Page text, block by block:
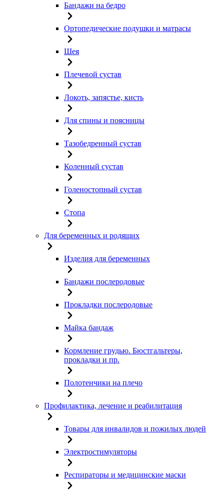
Бандажи на бедро
Ортопедические подушки и матрасы
Шея
Плечевой сустав
Локоть, запястье, кисть
Для спины и поясницы
Тазобедренный сустав
Коленный сустав
Голеностопный сустав
Стопа
Для беременных и родящих
Изделия для беременных
Бандажи послеродовые
Прокладки послеродовые
Майка бандаж
Кормление грудью. Бюстгальтеры,
прокладки и пр.
Полотенчики на плечо
Профилактика, лечение и реабилитация
Товары для инвалидов и пожилых людей
Электростимуляторы
Респираторы и медицинские маски